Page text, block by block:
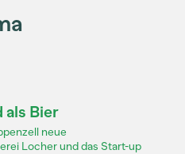
als Bier
neue
Locher und das Start-up